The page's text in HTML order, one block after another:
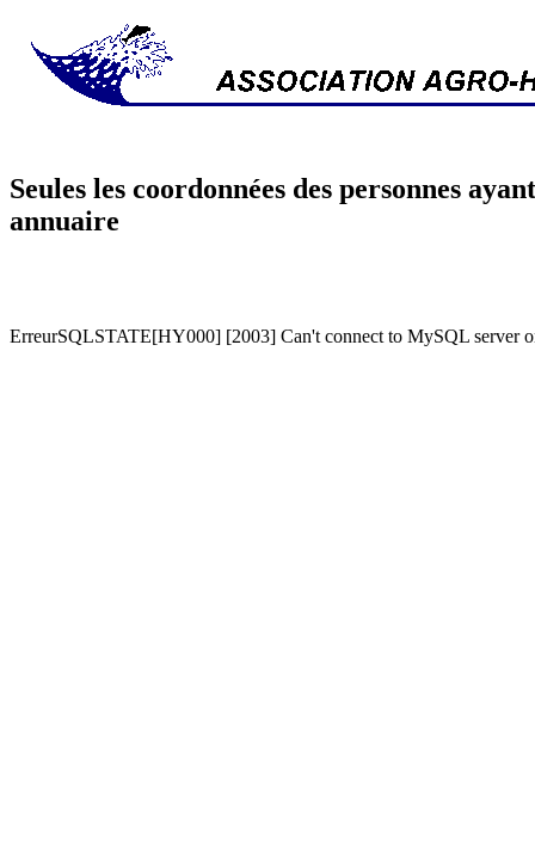
Seules les coordonnées des personnes
annuaire
ErreurSQLSTATE[HY000] [2003] Can't connect to MySQL server